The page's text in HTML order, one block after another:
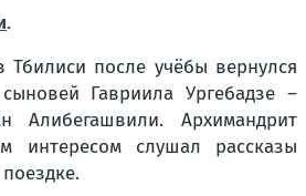
.
после учёбы вернулся
Гавриила Ургебадзе –
Алибегашвили. Архимандрит
интересом слушал рассказы